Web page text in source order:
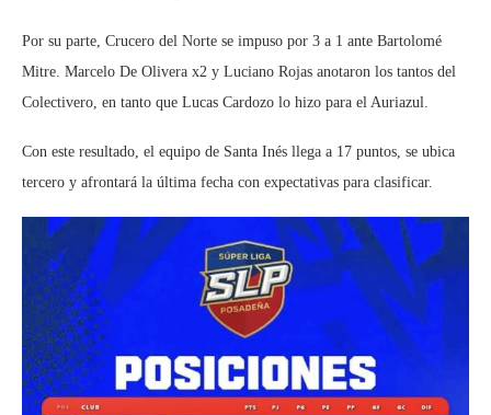
Por su parte, Crucero del Norte se impuso por 3 a 1 ante Bartolomé
Mitre. Marcelo De Olivera x2 y Luciano Rojas anotaron los tantos del
Colectivero, en tanto que Lucas Cardozo lo hizo para el Auriazul.
Con este resultado, el equipo de Santa Inés llega a 17 puntos, se ubica
tercero y afrontará la última fecha con expectativas para clasificar.